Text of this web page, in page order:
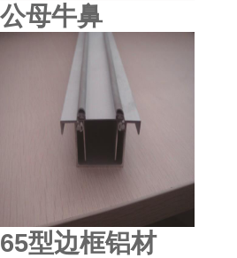
江苏盛泽医院
公母牛鼻
65型边框铝材